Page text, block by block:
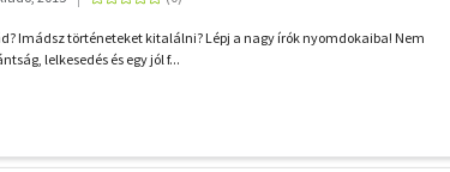
Imádsz történeteket kitalálni? Lépj a nagy írók nyomdokaiba! Nem
lelkesedés és egy jól f...